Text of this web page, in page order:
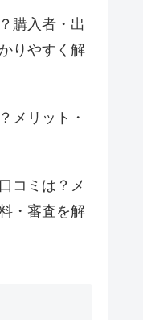
購入者・出
りやすく解
メリット・
コミは？メ
・審査を解